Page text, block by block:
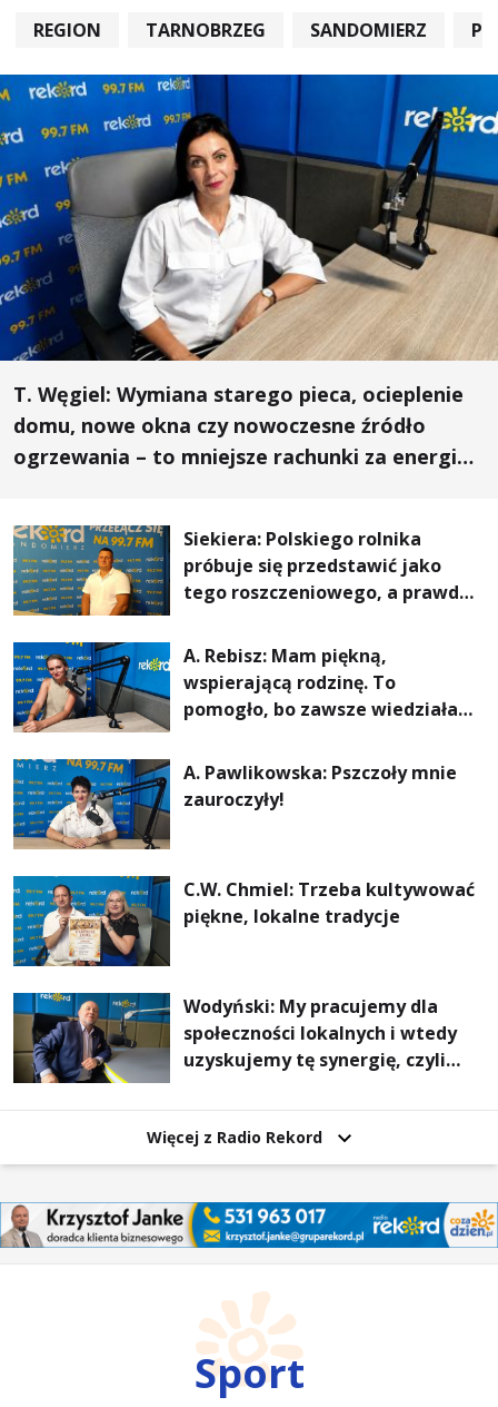
REGION TARNOBRZEG SANDOMIERZ
T. Węgiel: Wymiana starego pieca, ocieplenie
domu, nowe okna czy nowoczesne źródło
ogrzewania – to mniejsze rachunki za energię,
Siekiera: Polskiego rolnika
próbuje się przedstawić jako
tego roszczeniowego, a prawda
A. Rebisz: Mam piękną,
wspierającą rodzinę. To
pomogło, bo zawsze wiedziałam,
najważniejsza
A. Pawlikowska: Pszczoły mnie
zauroczyły!
C.W. Chmiel: Trzeba kultywować
piękne, lokalne tradycje
Wodyński: My pracujemy dla
społeczności lokalnych i wtedy
uzyskujemy tę synergię, czyli
Więcej z Radio Rekord
Sport